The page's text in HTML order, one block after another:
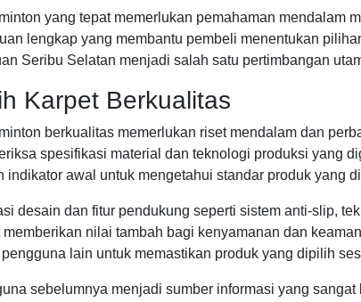
yang tepat memerlukan pemahaman mendalam
lengkap yang membantu pembeli menentukan
Seribu Selatan menjadi salah satu pertimbangan
Karpet Berkualitas
berkualitas memerlukan riset mendalam dan
spesifikasi material dan teknologi produksi yang
indikator awal untuk mengetahui standar produk yang
desain dan fitur pendukung seperti sistem anti-slip,
memberikan nilai tambah bagi kenyamanan dan
lain untuk memastikan produk yang dipilih
sebelumnya menjadi sumber informasi yang